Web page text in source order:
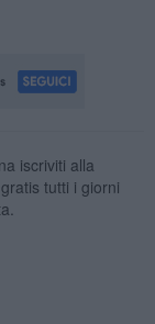
iscriviti alla
tutti i giorni